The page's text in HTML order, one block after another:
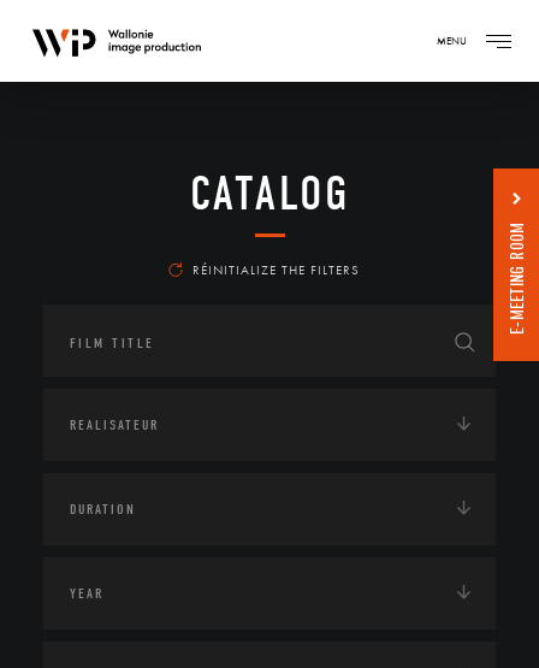
MENU
CATALOG
RÉINITIALIZE THE FILTERS E-MEETING ROOM